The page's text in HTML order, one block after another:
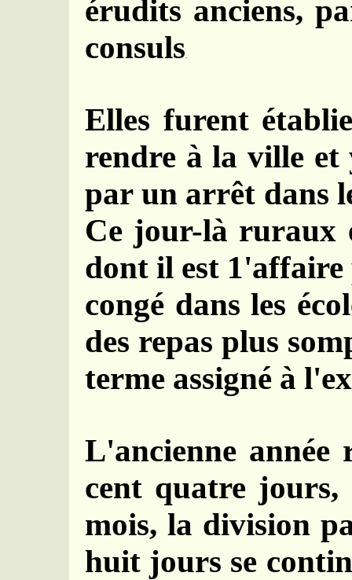
érudits anciens,
consuls.
Elles furent
rendre à la ville et
par un arrêt dans
Ce jour-là ruraux
dont il est
congé dans les
des repas plus
terme assigné à
L'ancienne année
cent quatre jours,
mois, la division
huit jours se